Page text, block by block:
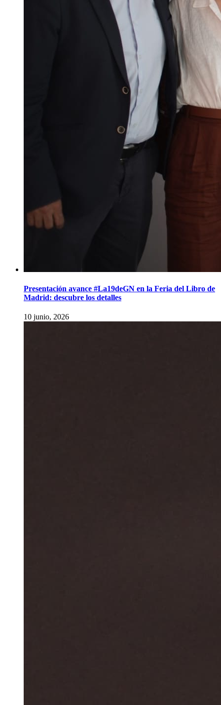
Presentación avance #La19deGN en la Feria del Libro de
Madrid: descubre los detalles
10 junio, 2026